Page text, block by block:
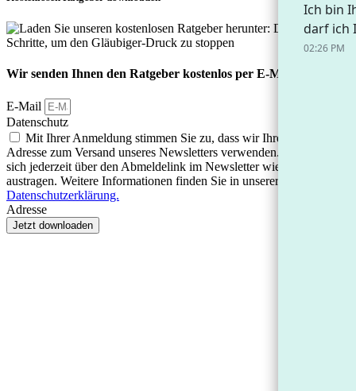
Wir senden Ihnen den Ratgeber kostenlos per E-Mail zu
E-Mail
Datenschutz
Mit Ihrer Anmeldung stimmen Sie zu, dass wir Ihre E-Mail-
Adresse zum Versand unseres Newsletters verwenden. Sie können
sich jederzeit über den Abmeldelink im Newsletter wieder
austragen. Weitere Informationen finden Sie in unserer
Datenschutzerklärung.
Adresse
Jetzt downloaden